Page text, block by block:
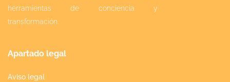
herramientas de conciencia y
transformación.
Apartado legal
Aviso legal